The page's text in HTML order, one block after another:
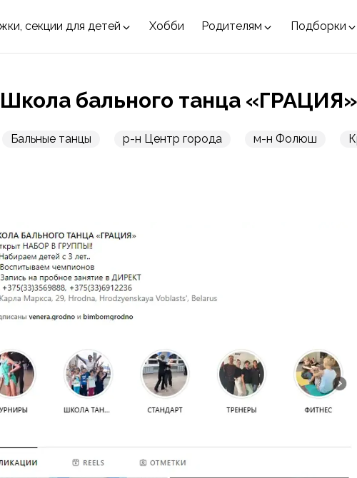
секции для детей Хобби Родителям Подборки
Школа бального танца «ГРАЦИЯ»
Бальные танцы р-н Центр города м-н Фолюш